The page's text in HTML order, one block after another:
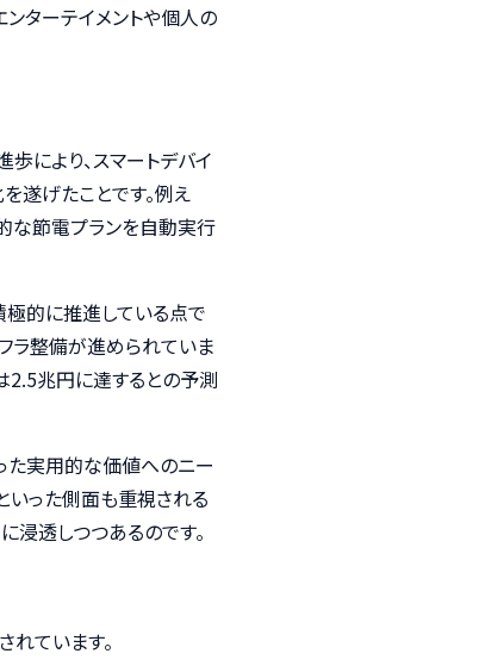
ターテイメントや個人の
により、スマートデバイ
遂げたことです。例え
な節電プランを自動実行
的に推進している点で
ラ整備が進められていま
2.5兆円に達するとの予測
た実用的な価値へのニー
いった側面も重視される
浸透しつつあるのです。
ています。